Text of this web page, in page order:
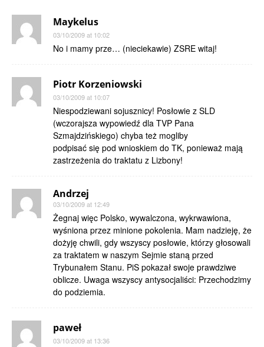
Maykelus
03/10/2009 at 10:02
No i mamy prze… (nieciekawie) ZSRE witaj!
Piotr Korzeniowski
03/10/2009 at 10:07
Niespodziewani sojusznicy! Posłowie z SLD
(wczorajsza wypowiedź dla TVP Pana
Szmajdzińskiego) chyba też mogliby
podpisać się pod wnioskiem do TK, ponieważ mają
zastrzeżenia do traktatu z Lizbony!
Andrzej
03/10/2009 at 12:49
Żegnaj więc Polsko, wywalczona, wykrwawiona,
wyśniona przez minione pokolenia. Mam nadzieję, że
dożyję chwili, gdy wszyscy posłowie, którzy głosowali
za traktatem w naszym Sejmie staną przed
Trybunałem Stanu. PiS pokazał swoje prawdziwe
oblicze. Uwaga wszyscy antysocjaliści: Przechodzimy
do podziemia.
paweł
03/10/2009 at 13:36